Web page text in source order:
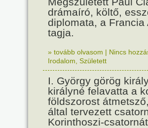
drámaíró, költő,
diplomata, a Francia
tagja.
» tovább olvasom | Nincs
Irodalom Született
I. György görög
királyné felavatta a
földszorost
által tervezett
Korinthoszi-